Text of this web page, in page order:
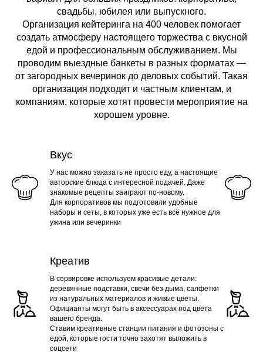
свадьбы, юбилея или выпускного.
Организация кейтеринга на 400 человек помогает
создать атмосферу настоящего торжества с вкусной
едой и профессиональным обслуживанием. Мы
проводим выездные банкеты в разных форматах —
от загородных вечеринок до деловых событий. Такая
организация подходит и частным клиентам, и
компаниям, которые хотят провести мероприятие на
хорошем уровне.
Вкус
У нас можно заказать не просто еду, а настоящие
авторские блюда с интересной подачей. Даже
знакомые рецепты заиграют по-новому.
Для корпоративов мы подготовили удобные
наборы и сеты, в которых уже есть всё нужное для
ужина или вечеринки
Креатив
В сервировке используем красивые детали:
деревянные подставки, свечи без дыма, салфетки
из натуральных материалов и живые цветы.
Официанты могут быть в аксессуарах под цвета
вашего бренда.
Ставим креативные станции питания и фотозоны с
едой, которые гости точно захотят выложить в
соцсети